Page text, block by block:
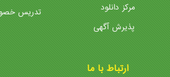
مرکز دانلود
پذیرش آگهی
تدریس
ارتباط با ما